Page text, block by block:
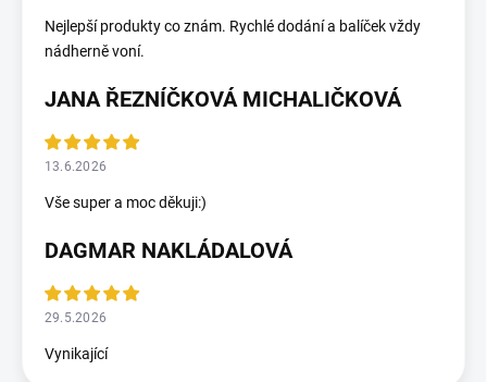
Nejlepší produkty co znám. Rychlé dodání a balíček vždy
nádherně voní.
JANA ŘEZNÍČKOVÁ MICHALIČKOVÁ
13.6.2026
Vše super a moc děkuji:)
DAGMAR NAKLÁDALOVÁ
29.5.2026
Vynikající